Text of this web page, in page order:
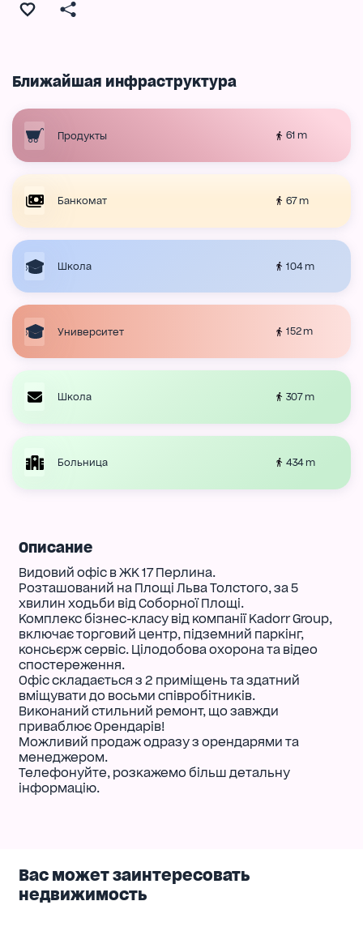
Ближайшая инфраструктура
Продукты 61 m
Банкомат 67 m
Школа 104 m
Университет 152 m
Школа 307 m
Больница 434 m
Описание
Видовий офіс в ЖК 17 Перлина.
Розташований на Площі Льва Толстого, за 5
хвилин ходьби від Соборної Площі.
Комплекс бізнес-класу від компанії Kadorr Group,
включає торговий центр, підземний паркінг,
консьєрж сервіс. Цілодобова охорона та відео
спостереження.
Офіс складається з 2 приміщень та здатний
вміщувати до восьми співробітників.
Виконаний стильний ремонт, що завжди
приваблює Орендарів!
Можливий продаж одразу з орендарями та
менеджером.
Телефонуйте, розкажемо більш детальну
інформацію.
Вас может заинтересовать
недвижимость